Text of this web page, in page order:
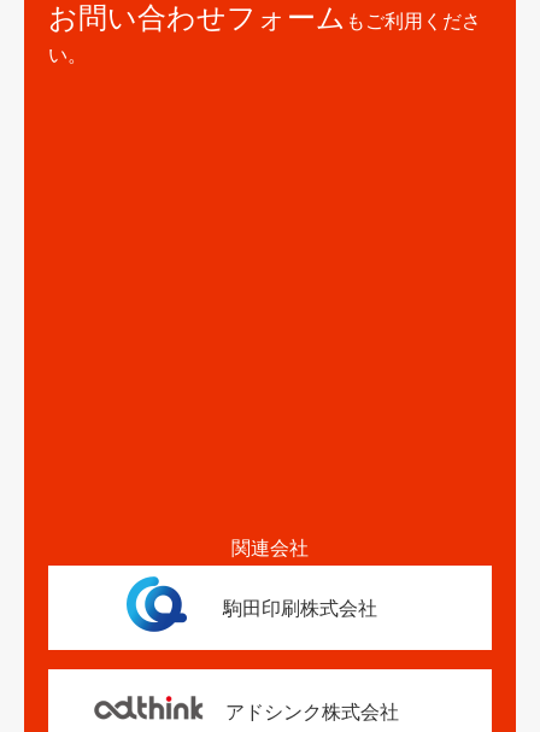
お問い合わせフォーム もご利用くださ
い。
関連会社
駒田印刷株式会社
アドシンク株式会社